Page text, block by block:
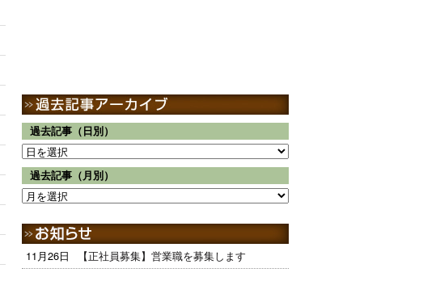
過去記事（日別）
過去記事（月別）
11月26日 【正社員募集】営業職を募集します